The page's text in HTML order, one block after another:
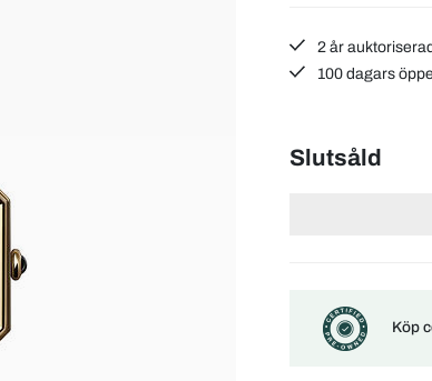
2 år
100 dagars
Slutsåld
Köp